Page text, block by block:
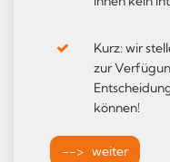
Kurz: wir
zur
können!
--> weiter